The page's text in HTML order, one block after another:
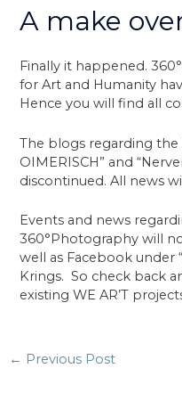
A make
Finally it happened.
for Art and Humanity
Hence you will find all
The blogs regarding the
OIMERISCH” and
discontinued. All news
Events and news
360°Photography will
well as Facebook under
Krings. So check back
existing WE AR’T
Post
← Previous Post